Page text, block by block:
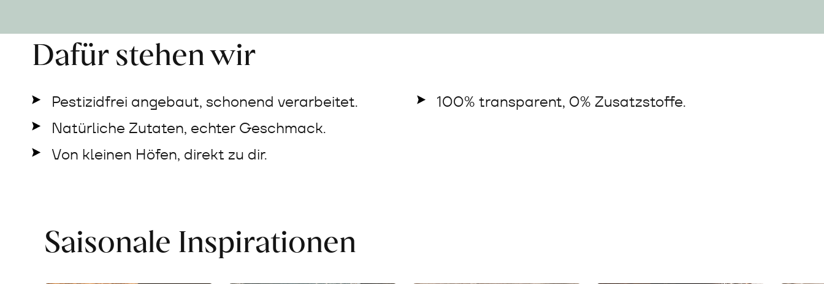
Dafür stehen wir
Pestizidfrei angebaut, schonend verarbeitet.
Natürliche Zutaten, echter Geschmack.
Von kleinen Höfen, direkt zu dir.
100% transparent, 0% Zusatzstoffe.
Saisonale Inspirationen